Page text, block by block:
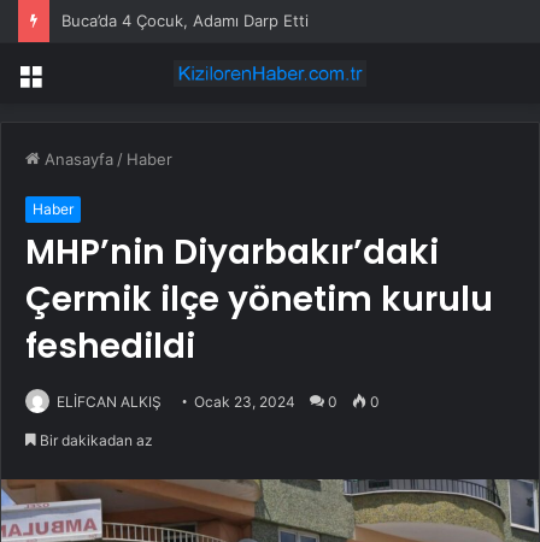
Buca’da 4 Çocuk, Adamı Darp Etti
Menü
Anasayfa / Haber
Haber
MHP’nin Diyarbakır’daki
Çermik ilçe yönetim kurulu
feshedildi
ELİFCAN ALKIŞ Ocak 23, 2024 0 0
Bir dakikadan az